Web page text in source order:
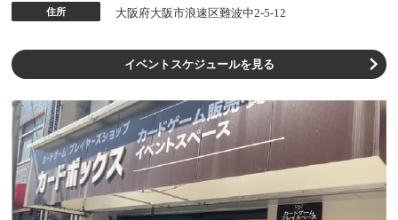
住所 大阪府大阪市浪速区難波中2-5-12
イベントスケジュールを見る